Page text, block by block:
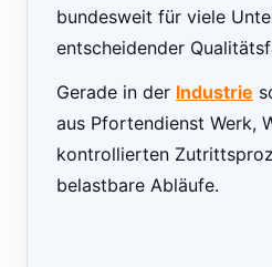
bundesweit für viele
entscheidender
Gerade in der Industrie
aus Pfortendienst Werk,
kontrollierten
belastbare Abläufe.